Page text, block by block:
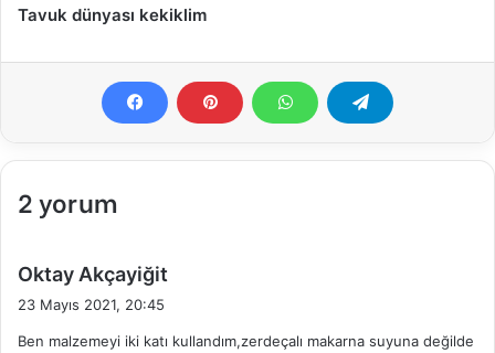
Tavuk dünyası kekiklim
2 yorum
Oktay Akçayiğit
23 Mayıs 2021, 20:45
Ben malzemeyi iki katı kullandım,zerdeçalı makarna suyuna değilde